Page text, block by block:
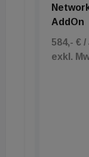
AddOn
584,- € /
exkl.